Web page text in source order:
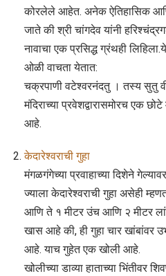
कोरलेले आहेत. अनेक ऐतिहासिक
जाते की श्री चांगदेव यांनी
नावाचा एक प्रसिद्ध ग्रंथही
ओळी वाचता येतात:
चक्रपाणी वटेश्वरनंदतु । तस्य सुतु
मंदिराच्या प्रवेशद्वारासमोरच एक
आहे.
केदारेश्वराची गुहा
मंगळगंगेच्या प्रवाहाच्या दिशेने
ज्याला केदारेश्वराची गुहा असेही
आणि ते १ मीटर उंच आणि २ मीटर
खास आहे की, ही गुहा चार खांबांवर
आहे. याच गुहेत एक खोली आहे.
खोलीच्या डाव्या हाताच्या